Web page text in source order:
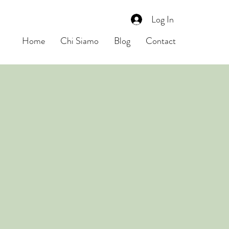
Log In
Home
Chi Siamo Blog Contact